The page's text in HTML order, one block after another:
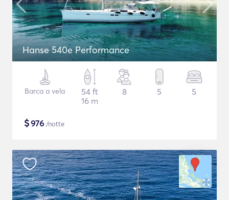
Hanse 540e Performance
Barca a vela
54 ft
16 m
8 5 5
$976 /notte